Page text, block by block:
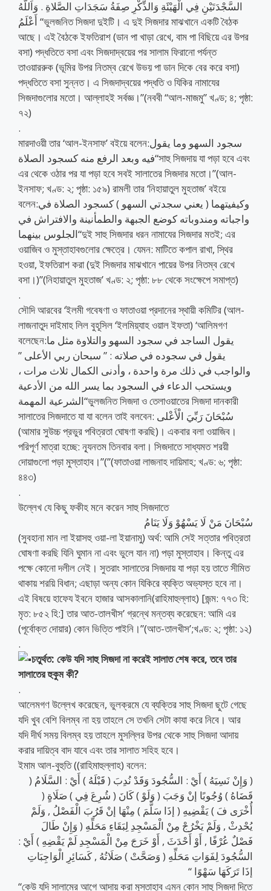
السَّجْدَتَيْنِ فِي الْهَيْئَةِ وَالذِّكْرِ صِفَةُ سَجَدَاتِ الصَّلاةِ . وَاَللَّهُ
أَعْلَمُ “ভুলজনিত সিজদা দুইটি। এ দুই সিজদার মাঝখানে একটি বৈঠক
আছে। এই বৈঠকে ইফতিরাশ (ডান পা খাড়া রেখে, বাম পা বিছিয়ে এর উপর
বসা) পদ্ধতিতে বসা এবং সিজদাদ্বয়ের পর সালাম ফিরানো পর্যন্ত
তাওয়াররুক (ভূমির উপর নিতম্ব রেখে উভয় পা ডান দিকে বের করে বসা)
পদ্ধতিতে বসা সুন্নত। এ সিজদাদ্বয়ের পদ্ধতি ও যিকির নামাযের
সিজদাগুলোর মতো। আল্লাহই সর্বজ্ঞ।”(নববী “আল-মাজমু” খণ্ড; ৪; পৃষ্ঠা:
৭২)
.
মারদাওয়ী তার ‘আল-ইনসাফ’ বইয়ে বলেন:سجود السهو وما يقول
فيه وبعد الرفع منه كسجود الصلاة“সাহু সিজদায় যা পড়া হবে এবং
এর থেকে ওঠার পর যা পড়া হবে সবই সালাতের সিজদার মতো।”(আল-
ইনসাফ; খণ্ড: ২; পৃষ্ঠা: ১৫৯) রামলী তার ‘নিহায়াতুল মুহতাজ’ বইয়ে
বলেন:وكيفيتهما ( يعني سجدتي السهو ) كسجود الصلاة في
واجباته ومندوباته كوضع الجبهة والطمأنينة والافتراش في
الجلوس بينهما“দুই সাহু সিজদার ধরন নামাযের সিজদার মতই; এর
ওয়াজিব ও মুস্তাহাবগুলোর ক্ষেত্রে। যেমন: মাটিতে কপাল রাখা, স্থির
হওয়া, ইফতিরাশ করা (দুই সিজদার মাঝখানে পায়ের উপর নিতম্ব রেখে
বসা।)”(নিহায়াতুল মুহতাজ’ খণ্ড: ২; পৃষ্ঠা: ৮৮ থেকে সংক্ষেপে সমাপ্ত)
.
সৌদি আরবের ‘ইলমী গবেষণা ও ফাতাওয়া প্রদানের স্থায়ী কমিটির (আল-
লাজনাতুদ দাইমাহ লিল বুহূসিল ‘ইলমিয়্যাহ ওয়াল ইফতা) ‘আলিমগণ
বলেছেন:يقول الساجد في سجود السهو والتلاوة مثل ما
يقول في سجوده في صلاته : ” سبحان ربي الأعلى ”
والواجب في ذلك مرة واحدة ، وأدنى الكمال ثلاث مرات ،
ويستحب الدعاء في السجود بما يسر الله من الأدعية
الشرعية المهمة“ভুলজনিত সিজদা ও তেলাওয়াতের সিজদা দানকারী
সালাতের সিজদাতে যা যা বলেন তাই বলবেন: سُبْحَانَ رَبِّيَ الْأَعْلى
(আমার সুউচ্চ প্রভুর পবিত্রতা ঘোষণা করছি)। একবার বলা ওয়াজিব।
পরিপূর্ণ মাত্রা হচ্ছে: ন্যূনতম তিনবার বলা। সিজদাতে সাধ্যমত শরয়ী
দোয়াগুলো পড়া মুস্তাহাব।”(”(ফাতাওয়া লাজনাহ দায়িমাহ; খণ্ড: ৬; পৃষ্ঠা:
৪৪৩)
.
উল্লেখ যে কিছু ফকীহ মনে করেন সাহু সিজদাতে
سُبْحَانَ مَنْ لَا يَسْهُوْ وَلَا يَنَامُ
(সুবহানা মান লা ইয়াসহু ওয়া-লা ইয়ানামু) অর্থ: আমি সেই সত্তার পবিত্রতা
ঘোষণা করছি যিনি ঘুমান না এবং ভুলে যান না) পড়া মুস্তাহাব। কিন্তু এর
পক্ষে কোনো দলীল নেই। সুতরাং সালাতের সিজদায় যা পড়া হয় তাতে সীমিত
থাকায় শরয়ি বিধান; এছাড়া অন্য কোন যিকিরে ব্যক্তি অভ্যস্ত হবে না।
এই বিষয়ে হাফেয ইবনে হাজার আসকালানি(রাহিমাহুল্লাহ) [জন্ম: ৭৭৩ হি:
মৃত: ৮৫২ হি:] তার আত-তালখীস’ গ্রন্থে মন্তব্য করেছেন: আমি এর
(পূর্বোক্ত দোয়ার) কোন ভিত্তি পাইনি।”(আত-তালখীস’;খণ্ড: ২; পৃষ্ঠা: ১২)
.
চতুর্থত: কেউ যদি সাহু সিজদা না করেই সালাত শেষ করে, তবে তার
সালাতের হুকুম কী?
.
আলেমগণ উল্লেখ করেছেন, ভুলক্রমে যে ব্যক্তির সাহু সিজদা ছুটে গেছে
যদি খুব বেশি বিলম্ব না হয় তাহলে সে তখনি সেটা কাযা করে নিবে। আর
যদি দীর্ঘ সময় বিলম্ব হয় তাহলে মুসল্লির উপর থেকে সাহু সিজদা আদায়
করার দায়িত্ব বাদ যাবে এবং তার সালাত সহিহ হবে।
ইমাম আল-বুহুতি ((রাহিমাহুল্লাহ) বলেন:
( وَإِنْ نَسِيَهُ ) أَيْ : السُّجُودَ وَقَدْ نُدِبَ ( قَبْلَهُ ) أَيْ : السَّلَامُ (
قَضَاهُ ) وُجُوبًا إنْ وَجَبَ ( وَلَوْ ) كَانَ ( شُرِعَ فِي ) صَلَاةٍ (
أُخْرَى فَ ) يَقْضِيهِ ( إذَا سَلَّمَ ) مِنْهَا إنْ قَرُبَ الْفَصْلُ , وَلَمْ
يُحْدِثْ , وَلَمْ يَخْرُجْ مِنْ الْمَسْجِدِ لِبَقَاءِ مَحَلِّهِ ( وَإِنْ طَالَ
فَصْلٌ عُرْفًا , أَوْ أَحْدَثَ , أَوْ خَرَجَ مِنْ الْمَسْجِدِ لَمْ يَقْضِهِ ) أَيْ :
السُّجُودَ لِفَوَاتِ مَحَلِّهِ ( وَصَحَّتْ ) صَلَاتُهُ , كَسَائِرِ الْوَاجِبَاتِ
إذَا تَرَكَهَا سَهْوًا “
“কেউ যদি সালামের আগে আদায় করা মুস্তাহাব এমন কোন সাহু সিজদা দিতে